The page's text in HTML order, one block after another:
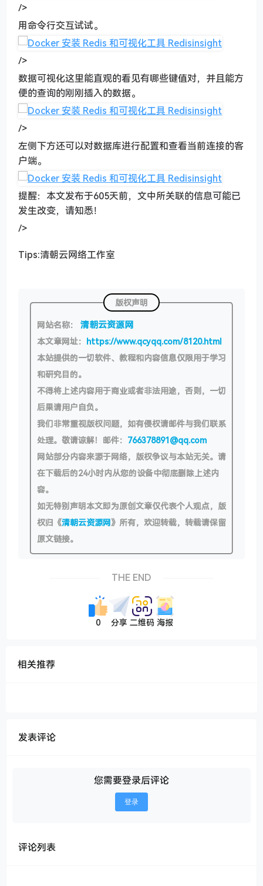
/>
用命令行交互试试。
/>
数据可视化这里能直观的看见有哪些键值对，并且能方
便的查询的刚刚插入的数据。
/>
左侧下方还可以对数据库进行配置和查看当前连接的客
户端。
提醒：本文发布于605天前，文中所关联的信息可能已
发生改变，请知悉！
/>
Tips:清朝云网络工作室
版权声明
网站名称： 清朝云资源网
本文章网址： https://www.qcyqq.com/8120.html
本站提供的一切软件、教程和内容信息仅限用于学习
和研究目的。
不得将上述内容用于商业或者非法用途，否则，一切
后果请用户自负。
我们非常重视版权问题，如有侵权请邮件与我们联系
处理。敬请谅解！邮件： 766378891@qq.com
网站部分内容来源于网络，版权争议与本站无关。请
在下载后的24小时内从您的设备中彻底删除上述内
容。
如无特别声明本文即为原创文章仅代表个人观点，版
权归《清朝云资源网》所有，欢迎转载，转载请保留
原文链接。
THE END
0 分享 二维码 海报
相关推荐
发表评论
您需要登录后评论
登录
评论列表